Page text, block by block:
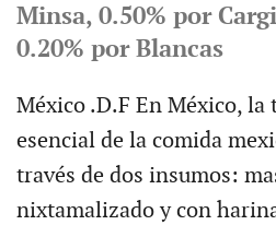
Minsa, 0.50% por
0.20% por Blancas
México .D.F En México,
esencial de la comida
través de dos insumos:
nixtamalizado y con